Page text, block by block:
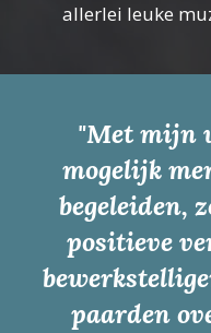
allerlei leuke
"Met mijn
mogelijk
begeleiden,
positieve
paarden